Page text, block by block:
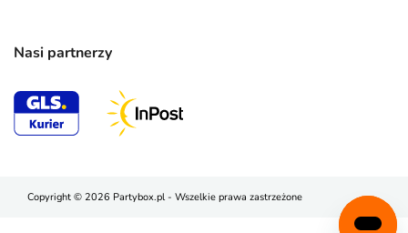
Nasi partnerzy
Copyright © 2026 Partybox.pl - Wszelkie prawa zastrzeżone